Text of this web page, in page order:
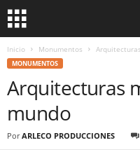
Inicio Monumentos
MONUMENTOS
Arquitecturas
mundo
Por ARLECO PRODUCCIONES